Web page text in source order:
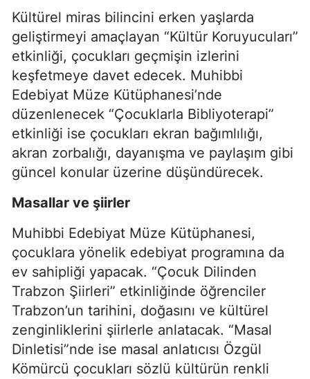
Kültürel miras bilincini erken yaşlarda
geliştirmeyi amaçlayan “Kültür Koruyucuları”
etkinliği, çocukları geçmişin izlerini
keşfetmeye davet edecek. Muhibbi
Edebiyat Müze Kütüphanesi’nde
düzenlenecek “Çocuklarla Bibliyoterapi”
etkinliği ise çocukları ekran bağımlılığı,
akran zorbalığı, dayanışma ve paylaşım gibi
güncel konular üzerine düşündürecek.
Masallar ve şiirler
Muhibbi Edebiyat Müze Kütüphanesi,
çocuklara yönelik edebiyat programına da
ev sahipliği yapacak. “Çocuk Dilinden
Trabzon Şiirleri” etkinliğinde öğrenciler
Trabzon’un tarihini, doğasını ve kültürel
zenginliklerini şiirlerle anlatacak. “Masal
Dinletisi”nde ise masal anlatıcısı Özgül
Kömürcü çocukları sözlü kültürün renkli